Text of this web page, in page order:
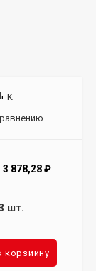
К
3 878,28₽
шт.
корзиину